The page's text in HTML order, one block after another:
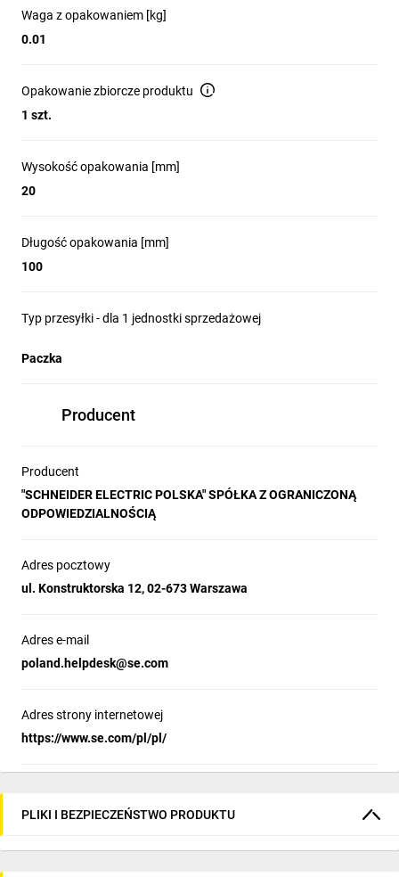
Waga z opakowaniem [kg]
0.01
Opakowanie zbiorcze produktu
1 szt.
Wysokość opakowania [mm]
20
Długość opakowania [mm]
100
Typ przesyłki - dla 1 jednostki sprzedażowej
Paczka
Producent
Producent
"SCHNEIDER ELECTRIC POLSKA" SPÓŁKA Z OGRANICZONĄ
ODPOWIEDZIALNOŚCIĄ
Adres pocztowy
ul. Konstruktorska 12, 02-673 Warszawa
Adres e-mail
poland.helpdesk@se.com
Adres strony internetowej
https://www.se.com/pl/pl/
PLIKI I BEZPIECZEŃSTWO PRODUKTU